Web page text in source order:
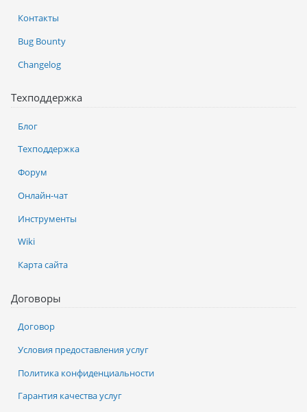
Контакты
Bug Bounty
Changelog
Техподдержка
Блог
Техподдержка
Форум
Онлайн-чат
Инструменты
Wiki
Карта сайта
Договоры
Договор
Условия предоставления услуг
Политика конфиденциальности
Гарантия качества услуг